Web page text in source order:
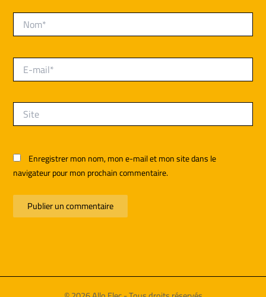
Nom*
E-
mail*
Site
Enregistrer mon nom, mon e-mail et mon site dans le
navigateur pour mon prochain commentaire.